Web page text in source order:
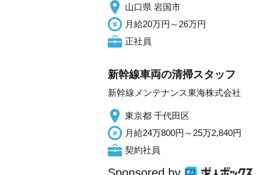
山口県 岩国市
月給20万円～26万円
正社員
新幹線車両の清掃スタッフ
新幹線メンテナンス東海株式会社
東京都 千代田区
月給24万800円～25万2,840円
契約社員